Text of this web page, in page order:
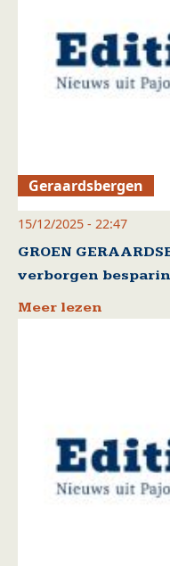
Geraardsbergen
15/12/2025 - 22:47
GROEN
verborgen
Meer lezen